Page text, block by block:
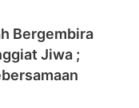
Bergembira
Jiwa ;